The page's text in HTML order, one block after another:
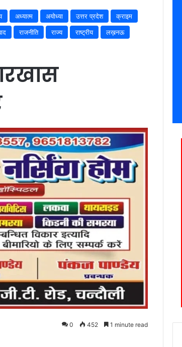
अध्यात्म अयोध्या उत्तर प्रदेश
क्राइम
राजनीति राज्य राष्ट्रीय
लख़नऊ
0 452 1 minute read